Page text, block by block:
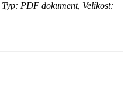
Typ: PDF dokument, Velikost: